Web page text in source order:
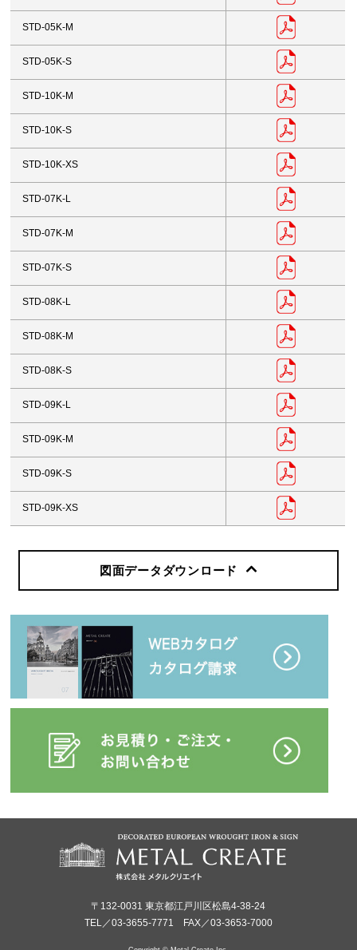
STD-05K-M
STD-05K-S
STD-10K-M
STD-10K-S
STD-10K-XS
STD-07K-L
STD-07K-M
STD-07K-S
STD-08K-L
STD-08K-M
STD-08K-S
STD-09K-L
STD-09K-M
STD-09K-S
STD-09K-XS
図面データダウンロード
〒132-0031 東京都江戸川区松島4-38-24
TEL／03-3655-7771 FAX／03-3653-7000